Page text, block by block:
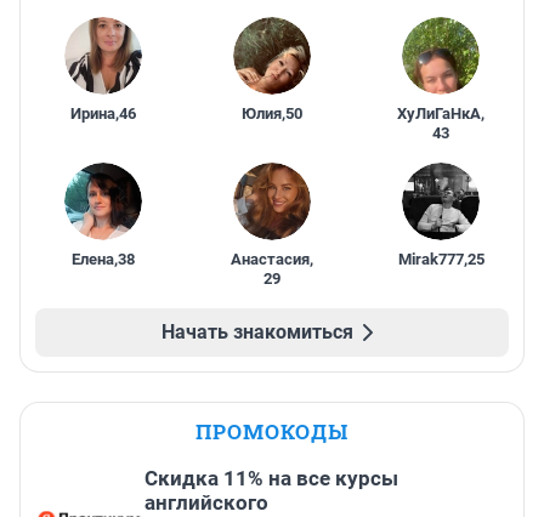
Ирина,46 Юлия,50 ХуЛиГаНкА,
43
Елена,38 Анастасия,
29
Mirak777,25
Начать знакомиться
ПРОМОКОДЫ
Скидка 11% на все курсы
английского